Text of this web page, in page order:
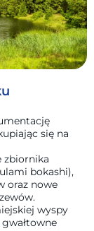
się na
zbiornika
bokashi),
oraz nowe
wyspy